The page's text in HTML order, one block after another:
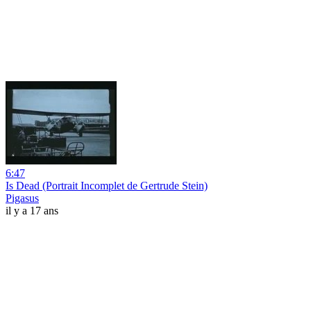
6:47
Is Dead (Portrait Incomplet de Gertrude Stein)
Pigasus
il y a 17 ans